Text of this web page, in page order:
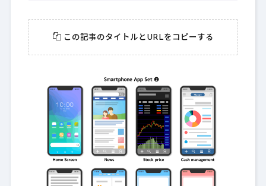
この記事のタイトルとURLをコピーする